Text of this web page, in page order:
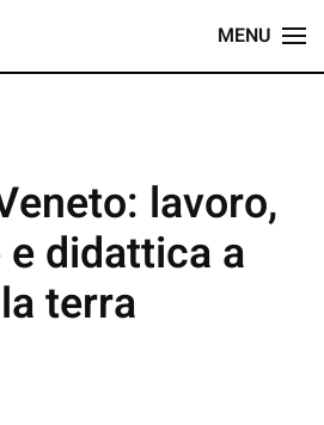
MENU
lavoro,
didattica a
terra